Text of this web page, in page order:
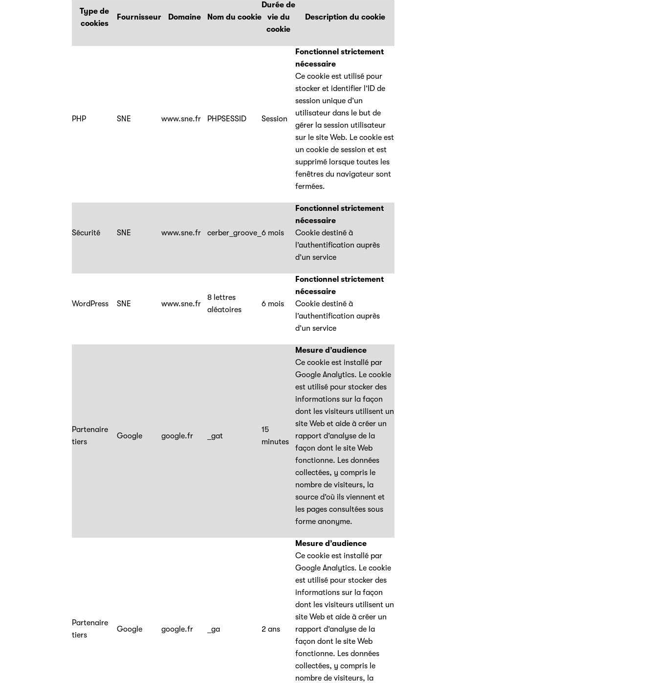
Type de
cookies
Fournisseur Domaine Nom du cookie
Durée de
vie du
cookie
Description du cookie
PHP SNE www.sne.fr PHPSESSID Session
Fonctionnel strictement
nécessaire
Ce cookie est utilisé pour
stocker et identifier l’ID de
session unique d’un
utilisateur dans le but de
gérer la session utilisateur
sur le site Web. Le cookie est
un cookie de session et est
supprimé lorsque toutes les
fenêtres du navigateur sont
fermées.
Sécurité SNE www.sne.fr cerber_groove_ 6 mois
Fonctionnel strictement
nécessaire
Cookie destiné à
l’authentification auprès
d’un service
WordPress SNE www.sne.fr
8 lettres
aléatoires
6 mois
Fonctionnel strictement
nécessaire
Cookie destiné à
l’authentification auprès
d’un service
Partenaire
tiers
Google google.fr _gat
15
minutes
Mesure d’audience
Ce cookie est installé par
Google Analytics. Le cookie
est utilisé pour stocker des
informations sur la façon
dont les visiteurs utilisent un
site Web et aide à créer un
rapport d’analyse de la
façon dont le site Web
fonctionne. Les données
collectées, y compris le
nombre de visiteurs, la
source d’où ils viennent et
les pages consultées sous
forme anonyme.
Partenaire
tiers
Google google.fr _ga 2 ans
Mesure d’audience
Ce cookie est installé par
Google Analytics. Le cookie
est utilisé pour stocker des
informations sur la façon
dont les visiteurs utilisent un
site Web et aide à créer un
rapport d’analyse de la
façon dont le site Web
fonctionne. Les données
collectées, y compris le
nombre de visiteurs, la